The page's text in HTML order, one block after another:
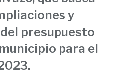
y
presupuesto
para el